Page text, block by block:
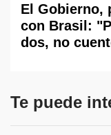
El Gobierno,
con Brasil:
dos, no
Te puede